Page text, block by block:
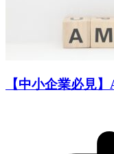
【中小企業必見